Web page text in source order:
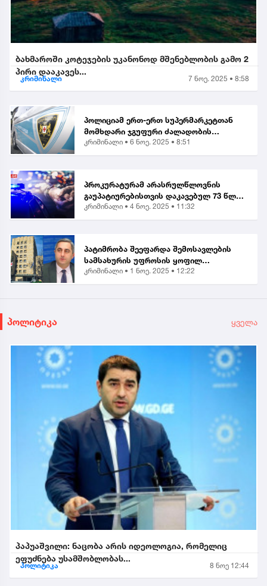
ბახმაროში კოტეჯების უკანონოდ მშენებლობის გამო 2
პირი დააკავეს...
კრიმინალი 7 ნოე. 2025 • 8:58
პოლიციამ ერთ-ერთ სუპერმარკეტთან
მომხდარი ჯგუფური ძალადობის
ორგანიზებისა და მასში მონაწილეობის
კრიმინალი • 6 ნოე. 2025 • 8:51
პროკურატურამ არასრულწლოვნის
გაუპატიურებისთვის დაკავებულ 73 წლის
მამაკაცს ბრალი წარუდგინა...
კრიმინალი • 4 ნოე. 2025 • 11:32
პატიმრობა შეეფარდა შემოსავლების
სამსახურის უფროსის ყოფილ
მოადგილეს - ვლადიმერ ხუნდაძეს...
კრიმინალი • 1 ნოე. 2025 • 12:22
პოლიტიკა ყველა
პაპუაშვილი: ნაცობა არის იდეოლოგია, რომელიც
ეფუძნება უსამშობლობას...
პოლიტიკა 8 ნოე 12:44